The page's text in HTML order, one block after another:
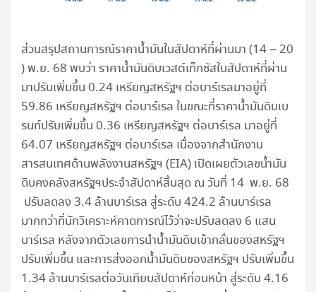
ส่วนสรุปสถานการณ์ราคาน้ำมันในสัปดาห์ที่ผ่านมา (14 – 20
) พ.ย. 68 พบว่า ราคาน้ำมันดิบเวสต์เท็กซัสในสัปดาห์ที่ผ่าน
มาปรับเพิ่มขึ้น 0.24 เหรียญสหรัฐฯ ต่อบาร์เรลมาอยู่ที่
59.86 เหรียญสหรัฐฯ ต่อบาร์เรล ในขณะที่ราคาน้ำมันดิบเบ
รนท์ปรับเพิ่มขึ้น 0.36 เหรียญสหรัฐฯ ต่อบาร์เรล มาอยู่ที่
64.07 เหรียญสหรัฐฯ ต่อบาร์เรล เนื่องจากสำนักงาน
สารสนเทศด้านพลังงานสหรัฐฯ (EIA) เปิดเผยตัวเลขน้ำมัน
ดิบคงคลังสหรัฐฯประจำสัปดาห์สิ้นสุด ณ วันที่ 14 พ.ย. 68
ปรับลดลง 3.4 ล้านบาร์เรล สู่ระดับ 424.2 ล้านบาร์เรล
มากกว่าที่นักวิเคราะห์คาดการณ์ไว้ว่าจะปรับลดลง 6 แสน
บาร์เรล หลังจากตัวเลขการนำน้ำมันดิบเข้ากลั่นของสหรัฐฯ
ปรับเพิ่มขึ้น และการส่งออกน้ำมันดิบของสหรัฐฯ ปรับเพิ่มขึ้น
1.34 ล้านบาร์เรลต่อวันเทียบสัปดาห์ก่อนหน้า สู่ระดับ 4.16